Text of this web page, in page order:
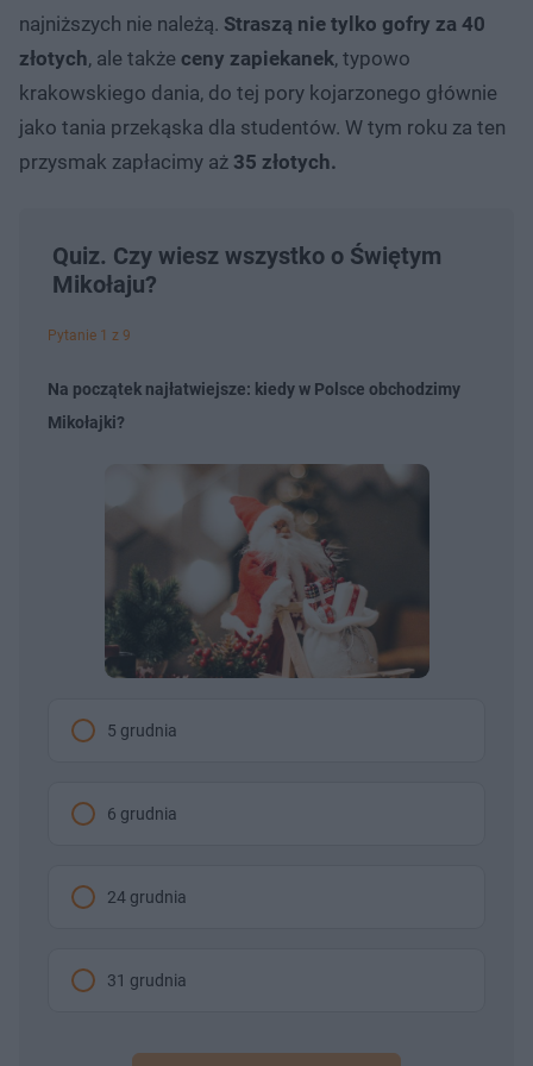
najniższych nie należą. Straszą nie tylko gofry za 40
złotych, ale także ceny zapiekanek, typowo
krakowskiego dania, do tej pory kojarzonego głównie
jako tania przekąska dla studentów. W tym roku za ten
przysmak zapłacimy aż 35 złotych.
Quiz. Czy wiesz wszystko o Świętym
Mikołaju?
Pytanie 1 z 9
Na początek najłatwiejsze: kiedy w Polsce obchodzimy
Mikołajki?
5 grudnia
6 grudnia
24 grudnia
31 grudnia